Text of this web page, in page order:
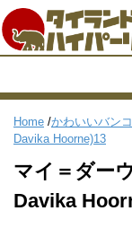
Home /かわいいバン
Davika Hoorne)13
マイ＝ダー
Davika